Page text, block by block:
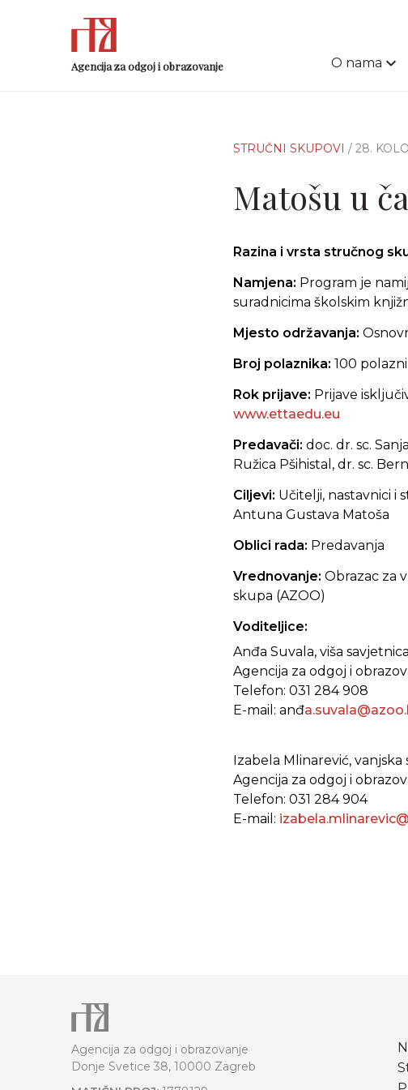
Agencija za odgoj i obrazovanje O nama
STRUČNI SKUPOVI / 28.
Matošu u
Razina i vrsta stručnog
Namjena: Program je
suradnicima školskim
Mjesto održavanja:
Broj polaznika: 100
Rok prijave: Prijave
www.ettaedu.eu
Predavači: doc. dr. sc.
Ružica Pšihistal, dr. sc.
Ciljevi: Učitelji, nastavnici i
Antuna Gustava Matoša
Oblici rada: Predavanja
Vrednovanje: Obrazac za
skupa (AZOO)
Voditeljice:
Anđa Suvala, viša
Agencija za odgoj i
Telefon: 031 284 908
E-mail: anđ
Izabela Mlinarević,
Agencija za odgoj i
Telefon: 031 284 904
E-mail:
Agencija za odgoj i obrazovanje
Donje Svetice 38, 10000 Zagreb